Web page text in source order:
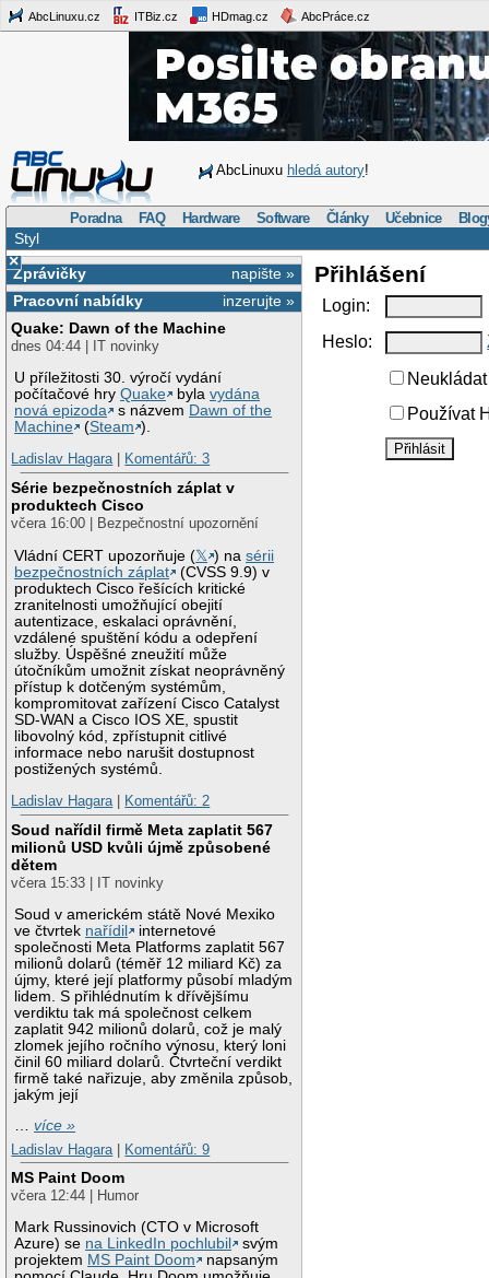
AbcLinuxu.cz ITBiz.cz HDmag.cz AbcPráce.cz
AbcLinuxu hledá autory!
Poradna FAQ Hardware Software Články Učebnice
Styl
×
napište »
Zprávičky
inzerujte »
Pracovní nabídky
Quake: Dawn of the Machine
dnes 04:44 | IT novinky
U příležitosti 30. výročí vydání
počítačové hryQuake bylavydána
nová epizoda
s názvem Dawn of the
Machine
(Steam ).
Ladislav Hagara| Komentářů: 3
Série bezpečnostních záplat v
produktech Cisco
včera 16:00 | Bezpečnostní upozornění
Vládní CERT upozorňuje (𝕏 ) nasérii
bezpečnostních záplat
(CVSS 9.9) v
produktech Cisco řešících kritické
zranitelnosti umožňující obejití
autentizace, eskalaci oprávnění,
vzdálené spuštění kódu a odepření
služby. Úspěšné zneužití může
útočníkům umožnit získat neoprávněný
přístup k dotčeným systémům,
kompromitovat zařízení Cisco Catalyst
SD-WAN a Cisco IOS XE, spustit
libovolný kód, zpřístupnit citlivé
informace nebo narušit dostupnost
postižených systémů.
Ladislav Hagara| Komentářů: 2
Soud nařídil firmě Meta zaplatit 567
milionů USD kvůli újmě způsobené
dětem
včera 15:33 | IT novinky
Soud v americkém státě Nové Mexiko
ve čtvrtek nařídil
internetové
společnosti Meta Platforms zaplatit 567
milionů dolarů (téměř 12 miliard Kč) za
újmy, které její platformy působí mladým
lidem. S přihlédnutím k dřívějšímu
verdiktu tak má společnost celkem
zaplatit 942 milionů dolarů, což je malý
zlomek jejího ročního výnosu, který loni
činil 60 miliard dolarů. Čtvrteční verdikt
firmě také nařizuje, aby změnila způsob,
jakým její
…více »
Ladislav Hagara
Komentářů: 9
MS Paint Doom
včera 12:44 | Humor
Mark Russinovich (CTO v Microsoft
Azure) se na LinkedIn pochlubil
svým
projektem MS Paint Doom
napsaným
Přihlášení
Login:
Heslo:
Používat